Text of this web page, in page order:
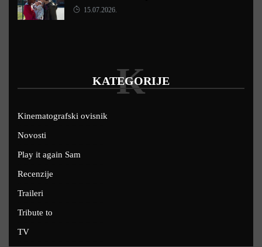
15.07.2026.
KATEGORIJE
K
Kinematografski ovisnik
Novosti
Play it again Sam
Recenzije
Traileri
Tribute to
TV